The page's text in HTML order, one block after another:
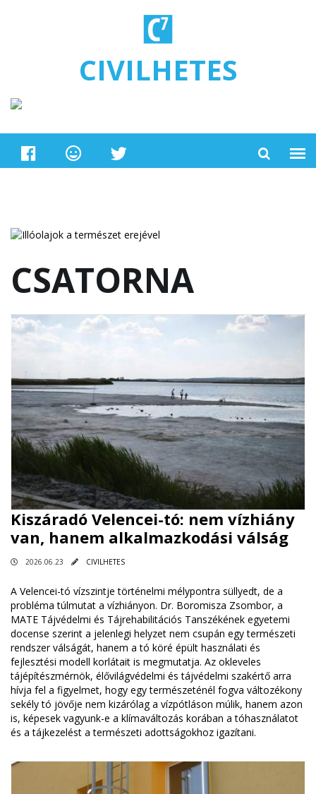
CIVILHETES
CSATORNA
Kiszáradó Velencei-tó: nem vízhiány
van, hanem alkalmazkodási válság
2026.06.23 CIVILHETES
A Velencei-tó vízszintje történelmi mélypontra süllyedt, de a
probléma túlmutat a vízhiányon. Dr. Boromisza Zsombor, a
MATE Tájvédelmi és Tájrehabilitációs Tanszékének egyetemi
docense szerint a jelenlegi helyzet nem csupán egy természeti
rendszer válságát, hanem a tó köré épült használati és
fejlesztési modell korlátait is megmutatja. Az okleveles
tájépítészmérnök, élővilágvédelmi és tájvédelmi szakértő arra
hívja fel a figyelmet, hogy egy természeténél fogva változékony
sekély tó jövője nem kizárólag a vízpótláson múlik, hanem azon
is, képesek vagyunk-e a klímaváltozás korában a tóhasználatot
és a tájkezelést a természeti adottságokhoz igazítani.